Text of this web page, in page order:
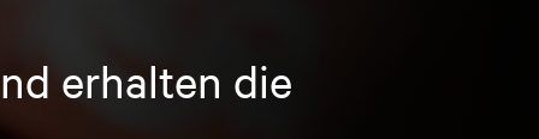
erhalten die